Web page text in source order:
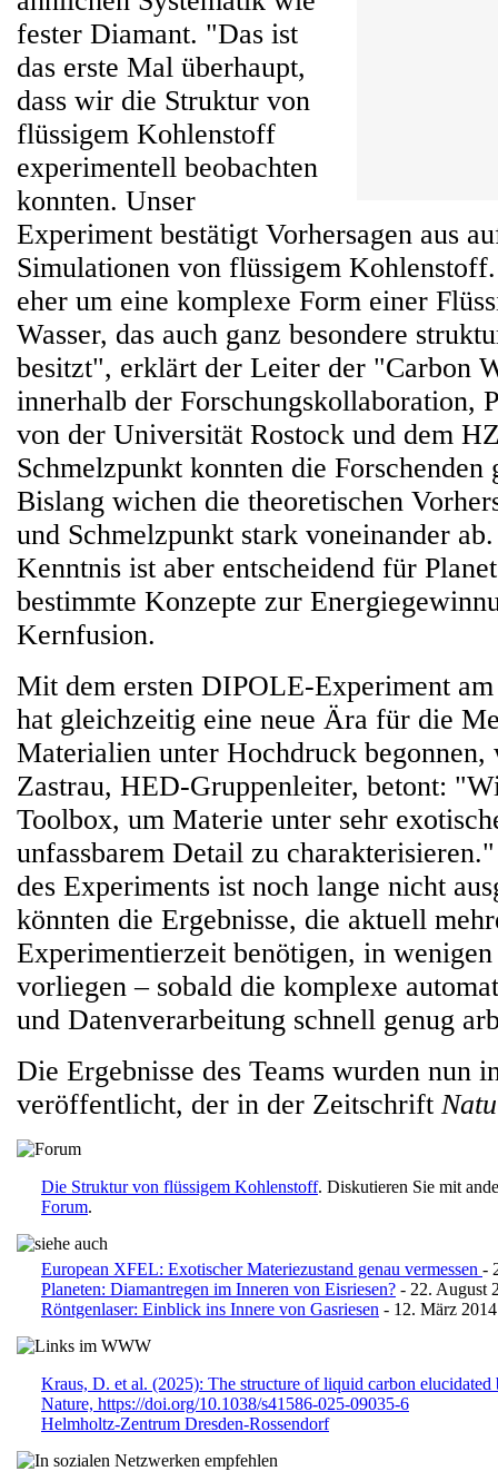
fester Diamant. "Das ist
das erste Mal überhaupt,
dass wir die Struktur von
flüssigem Kohlenstoff
experimentell beobachten
konnten. Unser
Experiment bestätigt Vorhersagen aus
Simulationen von flüssigem
eher um eine komplexe Form einer
Wasser, das auch ganz besondere
besitzt", erklärt der Leiter der "Carbon
innerhalb der Forschungskollaboration,
von der Universität Rostock und dem
Schmelzpunkt konnten die Forschenden
Bislang wichen die theoretischen
und Schmelzpunkt stark voneinander
Kenntnis ist aber entscheidend für
bestimmte Konzepte zur
Kernfusion.
Mit dem ersten DIPOLE-Experiment
hat gleichzeitig eine neue Ära für die
Materialien unter Hochdruck
Zastrau, HED-Gruppenleiter, betont:
Toolbox, um Materie unter sehr
unfassbarem Detail zu
des Experiments ist noch lange nicht
könnten die Ergebnisse, die aktuell
Experimentierzeit benötigen, in wenigen
vorliegen – sobald die komplexe
und Datenverarbeitung schnell genug
Die Ergebnisse des Teams wurden nun
veröffentlicht, der in der Zeitschrift
Die Struktur von flüssigem Kohlenstoff. Diskutieren Sie mit
Forum.
European XFEL: Exotischer Materiezustand genau vermessen -
Planeten: Diamantregen im Inneren von Eisriesen? - 22. August
Röntgenlaser: Einblick ins Innere von Gasriesen - 12. März 2014
Kraus, D. et al. (2025): The structure of liquid carbon
Nature, https://doi.org/10.1038/s41586-025-09035-6
Helmholtz-Zentrum Dresden-Rossendorf